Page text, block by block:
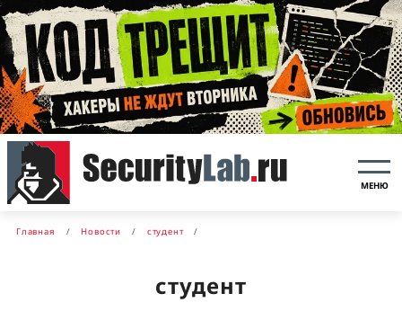
МЕНЮ
Главная Новости студент
студент